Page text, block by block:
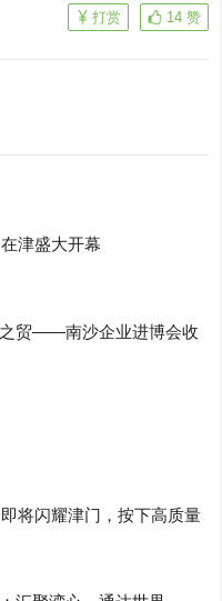
14 赞
打赏
津盛大开幕
贸——南沙企业进博会收
将闪耀津门，按下高质量